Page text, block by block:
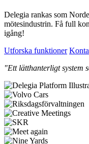
Delegia rankas som
mötesindustrin. Få full
igång!
Utforska funktioner
"Ett lätthanterligt system